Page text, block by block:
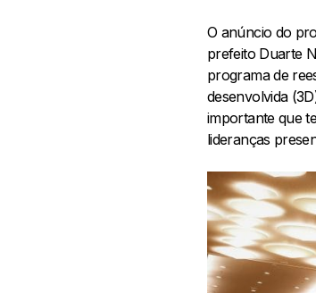
O anúncio do
prefeito Duarte
programa de
desenvolvida
importante que
lideranças